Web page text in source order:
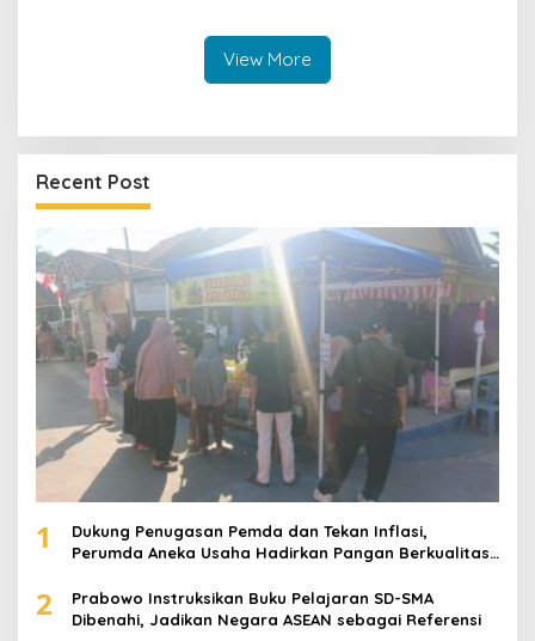
View More
Recent Post
1
Dukung Penugasan Pemda dan Tekan Inflasi,
Perumda Aneka Usaha Hadirkan Pangan Berkualitas
2
Prabowo Instruksikan Buku Pelajaran SD-SMA
Dibenahi, Jadikan Negara ASEAN sebagai Referensi